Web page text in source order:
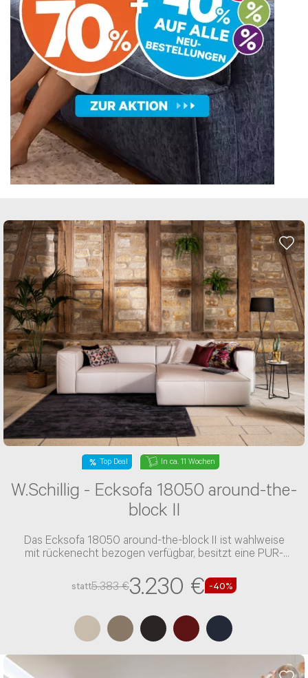
Top Deal In ca. 11 Wochen
W.Schillig - Ecksofa 18050 around-the-
block II
Das Ecksofa 18050 around-the-block II ist wahlweise
mit rückenecht bezogen verfügbar, besitzt eine PUR-
statt5.383 €3.230 € -40%